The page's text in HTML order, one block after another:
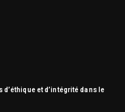
et d’intégrité dans le